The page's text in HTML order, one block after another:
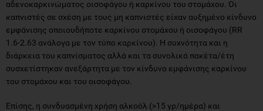
αδενοκαρκινώματος οισοφάγου ή καρκίνου του στομάχου. Οι
καπνιστές σε σχέση με τους μη καπνιστές είχαν αυξημένο κίνδυνο
εμφάνισης οποιουδήποτε καρκίνου στομάχου ή οισοφάγου (RR
1.6-2.63 ανάλογα με τον τύπο καρκίνου). Η συχνότητα και η
διάρκεια του καπνίσματος αλλά και τα συνολικά πακέτα/έτη
συσχετίστηκαν ανεξάρτητα με τον κίνδυνο εμφάνισης καρκίνου
του στομάχου και του οισοφάγου.
Επίσης, η συνδυασμένη χρήση αλκοόλ (>15 γρ/ημέρα) και